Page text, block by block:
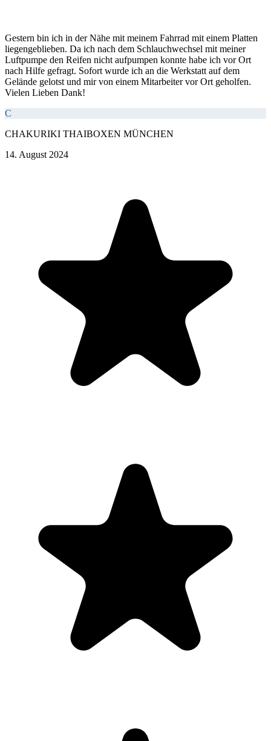
Gestern bin ich in der Nähe mit meinem Fahrrad mit einem Platten
liegengeblieben. Da ich nach dem Schlauchwechsel mit meiner
Luftpumpe den Reifen nicht aufpumpen konnte habe ich vor Ort
nach Hilfe gefragt. Sofort wurde ich an die Werkstatt auf dem
Gelände gelotst und mir von einem Mitarbeiter vor Ort geholfen.
Vielen Lieben Dank!
C
CHAKURIKI THAIBOXEN MÜNCHEN
14. August 2024